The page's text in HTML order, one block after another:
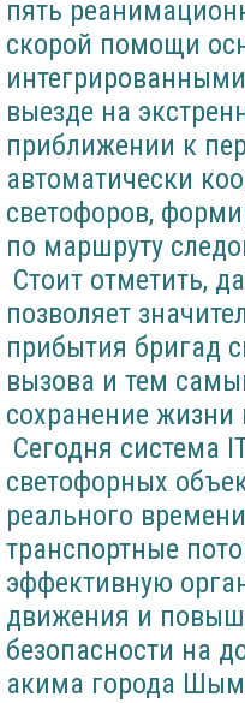
пять
скорой помощи
выезде на
приближении к
автоматически
светофоров,
по маршруту
Стоит отметить,
позволяет
прибытия бригад
вызова и тем
сохранение
Сегодня система
светофорных
реального
транспортные
эффективную
движения и
безопасности на
акима города